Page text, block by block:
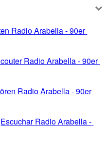
Radio Arabella - 90er
Radio Arabella - 90er
Radio Arabella - 90er
Escuchar Radio Arabella -